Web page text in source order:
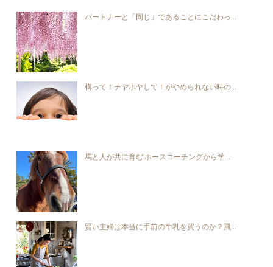
パートナーと「同じ」であることにこだわっ...
構って！チヤホヤして！がやめられない時の...
馬と人が共に育む|ホースコーチングから学...
賢い主婦は本当に手前の牛乳を買うのか？風...